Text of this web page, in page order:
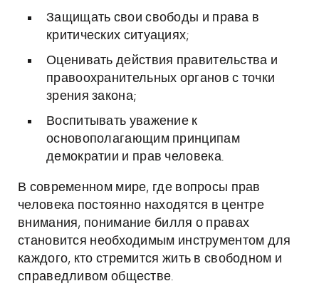
Защищать свои свободы и права в
критических ситуациях;
Оценивать действия правительства и
правоохранительных органов с точки
зрения закона;
Воспитывать уважение к
основополагающим принципам
демократии и прав человека.
В современном мире, где вопросы прав
человека постоянно находятся в центре
внимания, понимание билля о правах
становится необходимым инструментом для
каждого, кто стремится жить в свободном и
справедливом обществе.